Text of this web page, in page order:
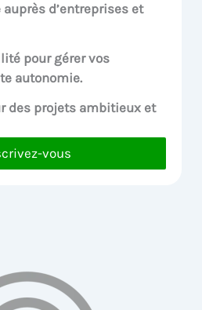
auprès d’entreprises et
pour gérer vos
autonomie.
des projets ambitieux et
vous